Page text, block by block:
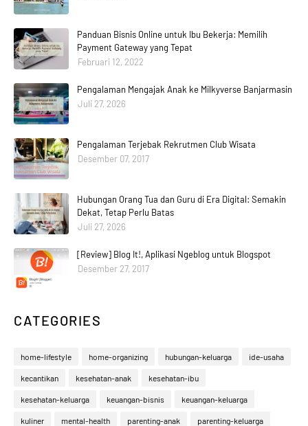
Panduan Bisnis Online untuk Ibu Bekerja: Memilih
Payment Gateway yang Tepat
Februari 12, 2022
Pengalaman Mengajak Anak ke Milkyverse Banjarmasin
Juli 27, 2026
Pengalaman Terjebak Rekrutmen Club Wisata
Desember 07, 2017
Hubungan Orang Tua dan Guru di Era Digital: Semakin
Dekat, Tetap Perlu Batas
Juli 27, 2026
[Review] Blog It!, Aplikasi Ngeblog untuk Blogspot
Desember 27, 2017
CATEGORIES
home-lifestyle home-organizing hubungan-keluarga ide-usaha
kecantikan kesehatan-anak kesehatan-ibu
kesehatan-keluarga keuangan-bisnis keuangan-keluarga
kuliner mental-health parenting-anak parenting-keluarga